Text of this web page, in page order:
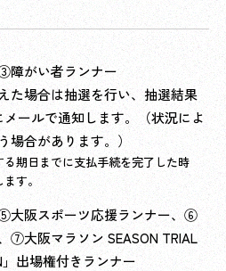
がい者ランナー
た場合は抽選を行い、抽選結果
ールで通知します。（状況によ
場合があります。）
期日までに支払手続を完了した時
ます。
大阪スポーツ応援ランナー、⑥
⑦大阪マラソン SEASON TRIAL
」出場権付きランナー